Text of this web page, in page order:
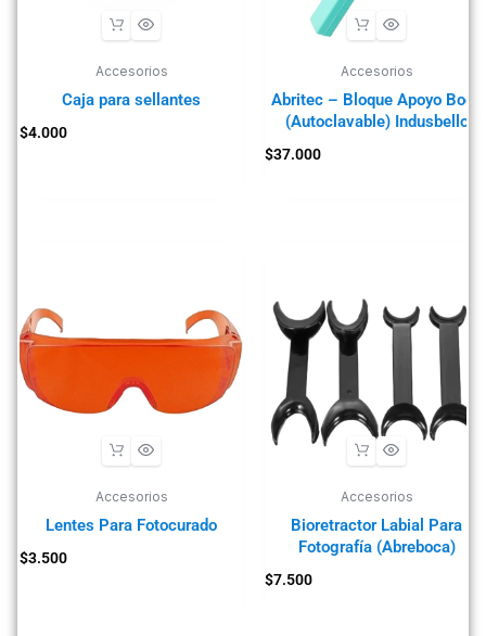
Accesorios
Caja para sellantes
$4.000
Accesorios
Abritec – Bloque Apoyo Boca
(Autoclavable) Indusbello
$37.000
Accesorios
Lentes Para Fotocurado
$3.500
Accesorios
Bioretractor Labial Para
Fotografía (Abreboca)
$7.500